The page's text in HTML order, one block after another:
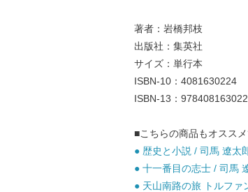
著者：岩橋邦枝
出版社：集英社
サイズ：単行本
ISBN-10：4081630224
ISBN-13：
■こちらの商品もオスス
● 歴史と小説 / 司馬 遼太
● 十一番目の志士 / 司馬
● 天山南路の旅 トルファ